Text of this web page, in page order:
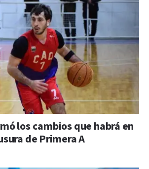
los cambios que habrá en
de Primera A